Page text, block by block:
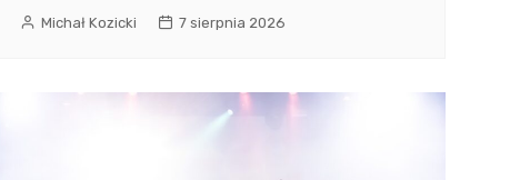
Michał Kozicki 7 sierpnia 2026